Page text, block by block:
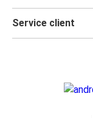
Service client